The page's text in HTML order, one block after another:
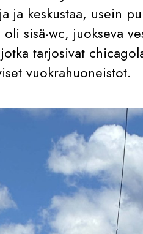
ja keskustaa, usein
sisä-wc, juokseva
tarjosivat
vuokrahuoneistot.